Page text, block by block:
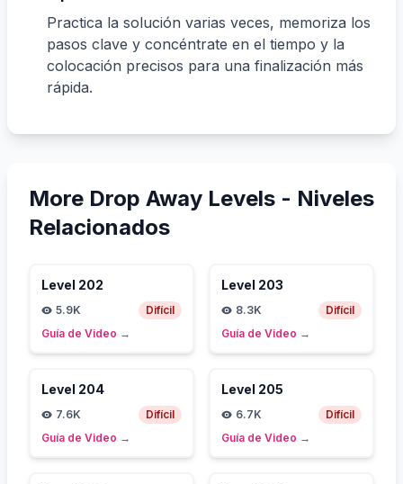
Practica la solución varias veces, memoriza los
pasos clave y concéntrate en el tiempo y la
colocación precisos para una finalización más
rápida.
More Drop Away Levels - Niveles
Relacionados
Level 202
5.9K
Difícil
Guía de Video →
Level 203
8.3K
Difícil
Guía de Video →
Level 204
7.6K
Difícil
Guía de Video →
Level 205
6.7K
Difícil
Guía de Video →